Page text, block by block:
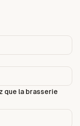
que la brasserie